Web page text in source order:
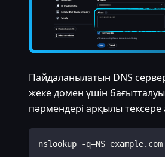
Пайдаланылатын DNS
жеке домен үшін
пәрмендері арқылы тексере
nslookup -q=NS